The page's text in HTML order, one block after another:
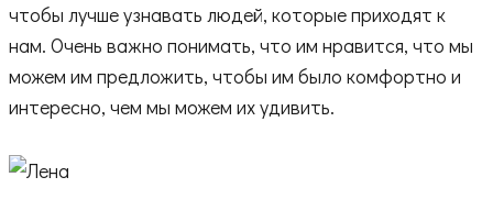
чтобы лучше узнавать людей, которые приходят к
нам. Очень важно понимать, что им нравится, что мы
можем им предложить, чтобы им было комфортно и
интересно, чем мы можем их удивить.